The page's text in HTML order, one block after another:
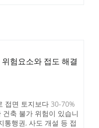
험요소와 접도 해결
접면 토지보다 30-70%
건축 불가 위험이 있습니
통행권, 사도 개설 등 접